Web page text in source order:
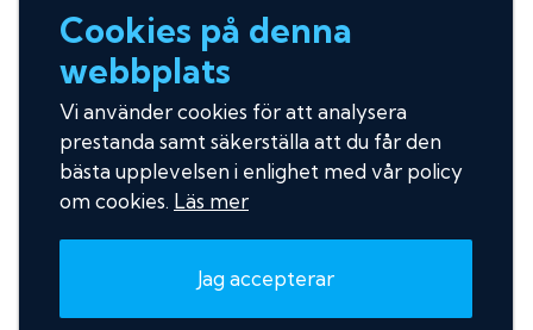
Cookies på denna
webbplats
Vi använder cookies för att analysera
prestanda samt säkerställa att du får den
bästa upplevelsen i enlighet med vår policy
om cookies. Läs mer
Jag accepterar